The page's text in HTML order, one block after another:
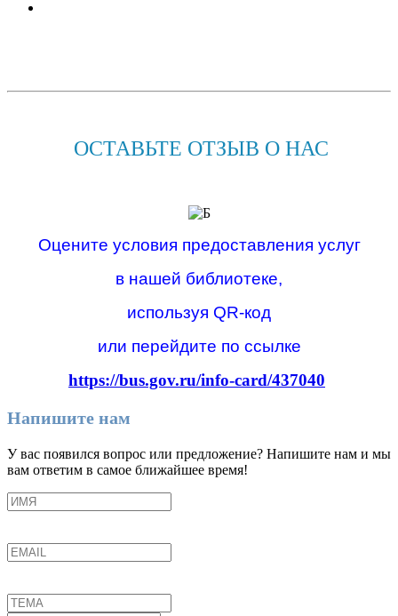
ОСТАВЬТЕ ОТЗЫВ О НАС
Оцените условия предоставления услуг
в нашей библиотеке,
используя QR-код
или перейдите по ссылке
https://bus.gov.ru/info-card/437040
Напишите нам
У вас появился вопрос или предложение? Напишите нам и мы
вам ответим в самое ближайшее время!